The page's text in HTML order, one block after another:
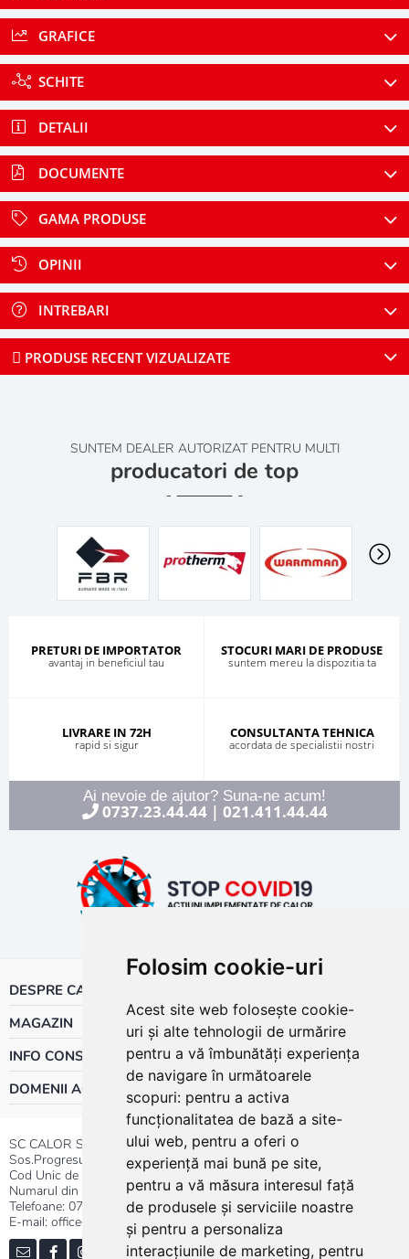
Folosim cookie-uri
Acest site web folosește cookie-
uri și alte tehnologii de urmărire
pentru a vă îmbunătăți experiența
de navigare în următoarele
scopuri: pentru a activa
funcționalitatea de bază a site-
ului web, pentru a oferi o
experiență mai bună pe site,
pentru a vă măsura interesul față
de produsele și serviciile noastre
și pentru a personaliza
interacțiunile de marketing, pentru
GRAFICE
SCHITE
DETALII
DOCUMENTE
GAMA PRODUSE
OPINII
INTREBARI
PRODUSE RECENT VIZUALIZATE
SUNTEM DEALER AUTORIZAT PENTRU MULTI
producatori de top
PRETURI DE IMPORTATOR
avantaj in beneficiul tau
STOCURI MARI DE PRODUSE
suntem mereu la dispozitia ta
LIVRARE IN 72H
rapid si sigur
CONSULTANTA TEHNICA
acordata de specialistii nostri
Ai nevoie de ajutor? Suna-ne acum!
0737.23.44.44| 021.411.44.44
DESPRE CALOR
MAGAZIN
INFO CONSUMATOR
DOMENII ACTIVITATE
SC CALOR SRL
Sos.Progresului nr.30-40, Sector 5, Bucuresti
Cod Unic de Inregistrare: RO 3004724
Numarul din Registrul Comertului:J40/13176/1991
Telefoane: 0737.23.44.44|021.411.44.44
E-mail: office@calor.ro